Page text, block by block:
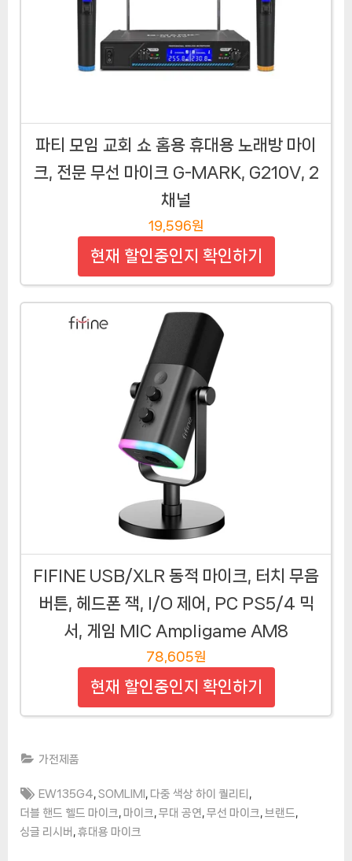
파티 모임 교회 쇼 홈용 휴대용 노래방 마이
크, 전문 무선 마이크 G-MARK, G210V, 2
채널
19,596원
현재 할인중인지 확인하기
FIFINE USB/XLR 동적 마이크, 터치 무음
버튼, 헤드폰 잭, I/O 제어, PC PS5/4 믹
서, 게임 MIC Ampligame AM8
78,605원
현재 할인중인지 확인하기
가전제품
Tags:
EW135G4 ,SOMLIMI 다중 색상 하이 퀄리티
더블 핸드 헬드 마이크 마이크 무대 공연 무선 마이크 브랜드
싱글 리시버 휴대용 마이크